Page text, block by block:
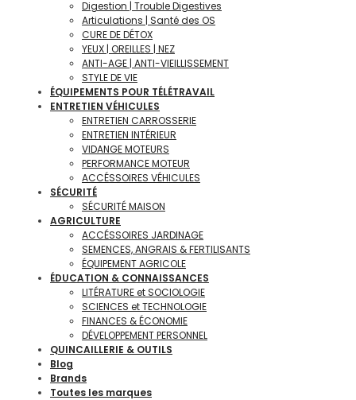
Digestion | Trouble Digestives
Articulations | Santé des OS
CURE DE DÉTOX
YEUX | OREILLES | NEZ
ANTI-AGE | ANTI-VIEILLISSEMENT
STYLE DE VIE
ÉQUIPEMENTS POUR TÉLÉTRAVAIL
ENTRETIEN VÉHICULES
ENTRETIEN CARROSSERIE
ENTRETIEN INTÉRIEUR
VIDANGE MOTEURS
PERFORMANCE MOTEUR
ACCÉSSOIRES VÉHICULES
SÉCURITÉ
SÉCURITÉ MAISON
AGRICULTURE
ACCÉSSOIRES JARDINAGE
SEMENCES, ANGRAIS & FERTILISANTS
ÉQUIPEMENT AGRICOLE
ÉDUCATION & CONNAISSANCES
LITÉRATURE et SOCIOLOGIE
SCIENCES et TECHNOLOGIE
FINANCES & ÉCONOMIE
DÉVELOPPEMENT PERSONNEL
QUINCAILLERIE & OUTILS
Blog
Brands
Toutes les marques